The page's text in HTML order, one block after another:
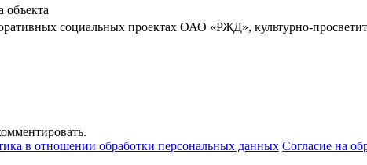
объекта
социальных проектах ОАО «РЖД», культурно-
в отношении обработки персональных данных Согласие на